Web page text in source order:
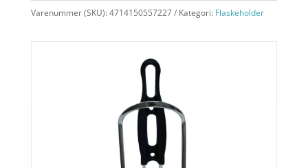
Varenummer (SKU):4714150557227 Kategori: Flaskeholder